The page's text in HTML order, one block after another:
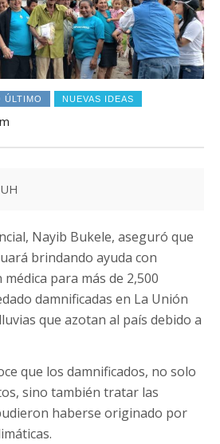
ÚLTIMO NUEVAS IDEAS
Nayib Bukele, aseguró que
brindando ayuda con
para más de 2,500
damnificadas en La Unión
que azotan al país debido a
que los damnificados, no solo
sino también tratar las
haberse originado por